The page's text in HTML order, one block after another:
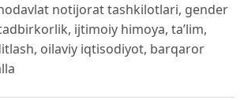
notijorat tashkilotlari, gender
ijtimoiy himoya, ta’lim,
oilaviy iqtisodiyot, barqaror